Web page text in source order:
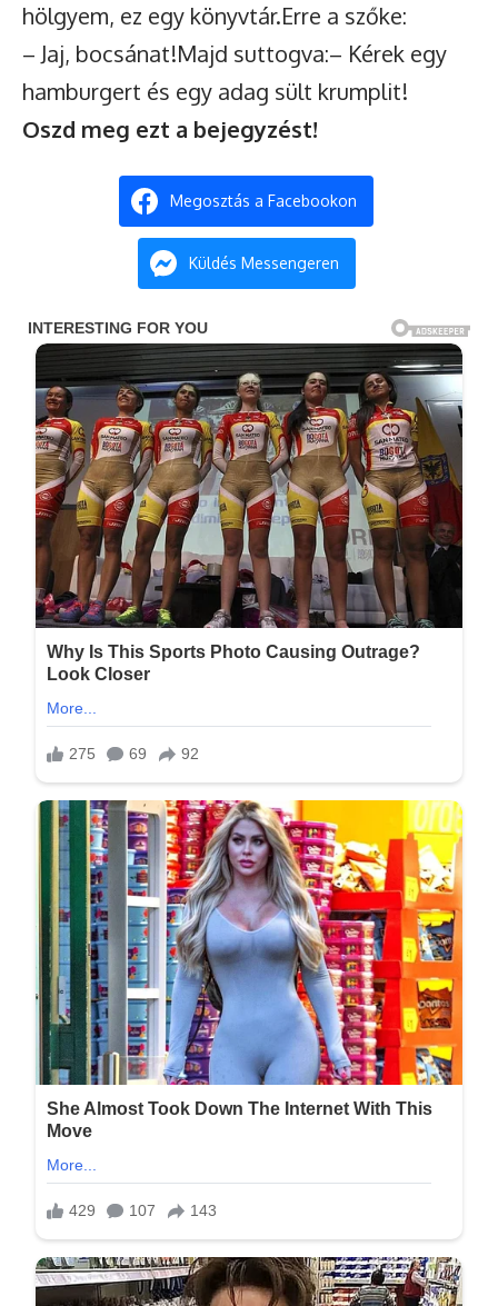
hölgyem, ez egy könyvtár.Erre a szőke:
– Jaj, bocsánat!Majd suttogva:– Kérek egy
hamburgert és egy adag sült krumplit!
Oszd meg ezt a bejegyzést!
Megosztás a Facebookon
Küldés Messengeren